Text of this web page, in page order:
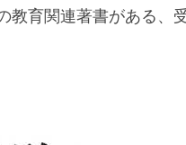
教育関連著書がある、